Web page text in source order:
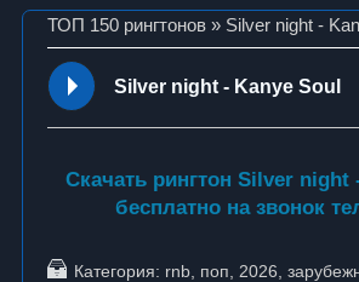
ТОП 150 рингтонов » Silver night -
Silver night - Kanye Soul
Скачать рингтон Silver night
бесплатно на звонок
Категория: rnb поп 2026